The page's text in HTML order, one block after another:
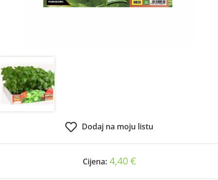
Dodaj na moju listu
Cijena: 4,40 €